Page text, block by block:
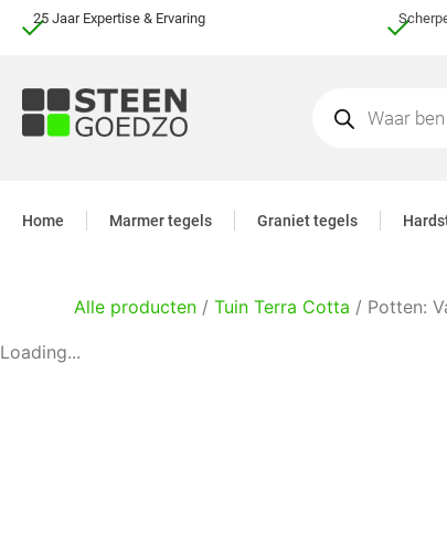
25 Jaar Expertise & Ervaring
Home Marmer tegels Graniet tegels
Alle producten /Tuin Terra Cotta / Potten:
Loading...